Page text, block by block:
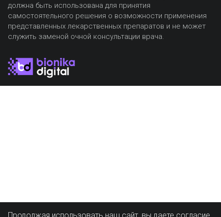
должна быть использована для принятия
самостоятельного решения о возможности применения
представленных лекарственных препаратов и не может
служить заменой очной консультации врача.